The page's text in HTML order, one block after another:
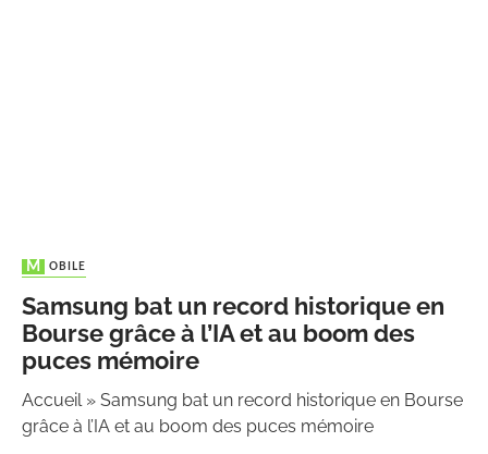
MOBILE
Samsung bat un record historique en
Bourse grâce à l’IA et au boom des
puces mémoire
Accueil» Samsung bat un record historique en Bourse
grâce à l’IA et au boom des puces mémoire